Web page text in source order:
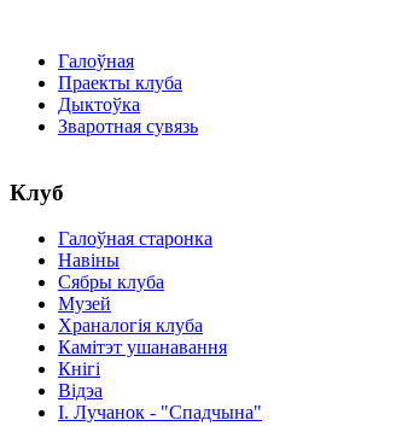
Галоўная
Праекты клуба
Дыктоўка
Зваротная сувязь
Клуб
Галоўная старонка
Навіны
Сябры клуба
Музей
Храналогія клуба
Камітэт ушанавання
Кнігі
Відэа
І. Лучанок - "Спадчына"